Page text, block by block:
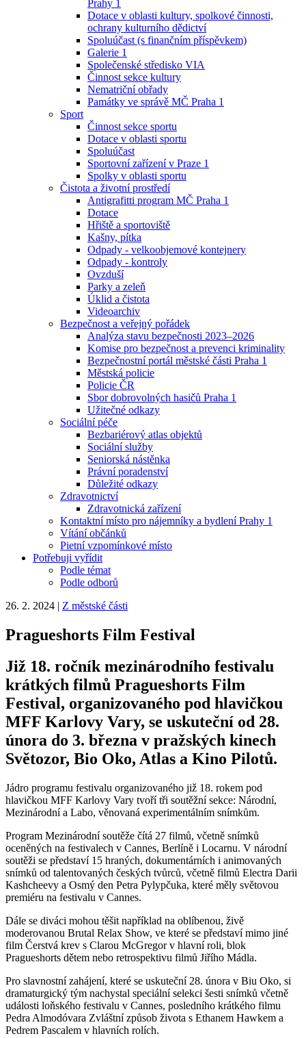
Prahy 1
Dotace v oblasti kultury, spolkové činnosti,
ochrany kulturního dědictví
Spoluúčast (s finančním příspěvkem)
Galerie 1
Společenské středisko VIA
Činnost sekce kultury
Nematriční obřady
Památky ve správě MČ Praha 1
Sport
Činnost sekce sportu
Dotace v oblasti sportu
Spoluúčast
Sportovní zařízení v Praze 1
Spolky v oblasti sportu
Čistota a životní prostředí
Antigrafitti program MČ Praha 1
Dotace
Hřiště a sportoviště
Kašny, pítka
Odpady - velkoobjemové kontejnery
Odpady - kontroly
Ovzduší
Parky a zeleň
Úklid a čistota
Videoarchiv
Bezpečnost a veřejný pořádek
Analýza stavu bezpečnosti 2023–2026
Komise pro bezpečnost a prevenci kriminality
Bezpečnostní portál městské části Praha 1
Městská policie
Policie ČR
Sbor dobrovolných hasičů Praha 1
Užitečné odkazy
Sociální péče
Bezbariérový atlas objektů
Sociální služby
Seniorská nástěnka
Právní poradenství
Důležité odkazy
Zdravotnictví
Zdravotnická zařízení
Kontaktní místo pro nájemníky a bydlení Prahy 1
Vítání občánků
Pietní vzpomínkové místo
Potřebuji vyřídit
Podle témat
Podle odborů
26. 2. 2024 | Z městské části
Pragueshorts Film Festival
Již 18. ročník mezinárodního festivalu
krátkých filmů Pragueshorts Film
Festival, organizovaného pod hlavičkou
MFF Karlovy Vary, se uskuteční od 28.
února do 3. března v pražských kinech
Světozor, Bio Oko, Atlas a Kino Pilotů.
Jádro programu festivalu organizovaného již 18. rokem pod
hlavičkou MFF Karlovy Vary tvoří tři soutěžní sekce: Národní,
Mezinárodní a Labo, věnovaná experimentálním snímkům.
Program Mezinárodní soutěže čítá 27 filmů, včetně snímků
oceněných na festivalech v Cannes, Berlíně i Locarnu. V národní
soutěži se představí 15 hraných, dokumentárních i animovaných
snímků od talentovaných českých tvůrců, včetně filmů Electra Darii
Kashcheevy a Osmý den Petra Pylypčuka, které měly světovou
premiéru na festivalu v Cannes.
Dále se diváci mohou těšit například na oblíbenou, živě
moderovanou Brutal Relax Show, ve které se představí mimo jiné
film Čerstvá krev s Clarou McGregor v hlavní roli, blok
Pragueshorts dětem nebo retrospektivu filmů Jiřího Mádla.
Pro slavnostní zahájení, které se uskuteční 28. února v Biu Oko, si
dramaturgický tým nachystal speciální selekci šesti snímků včetně
události loňského festivalu v Cannes, posledního krátkého filmu
Pedra Almodóvara Zvláštní způsob života s Ethanem Hawkem a
Pedrem Pascalem v hlavních rolích.